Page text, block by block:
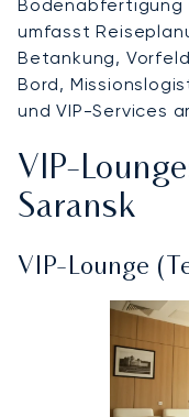
Bodenabfertigung
umfasst
Betankung,
Bord,
und VIP-Services
VIP-
Saransk
VIP-Lounge